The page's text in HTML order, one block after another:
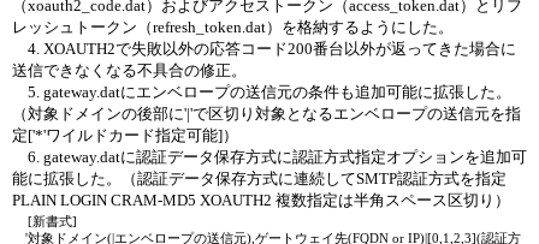
（xoauth2_code.dat）およびアクセストークン（access_token.dat）とリフ
レッシュトークン（refresh_token.dat）を格納するようにした。
4. XOAUTH2で失敗以外の応答コード200番台以外が返ってきた場合に
送信できなくなる不具合の修正。
5. gateway.datにエンベロープの送信元の条件も追加可能に拡張した。
（対象ドメインの後部に'|'で区切り対象となるエンベロープの送信元を指
定['*'ワイルドカード指定可能]）
6. gateway.datに認証データ保存方式に認証方式指定オプションを追加可
能に拡張した。（認証データ保存方式に連続してSMTP認証方式を指定
PLAIN LOGIN CRAM-MD5 XOAUTH2 複数指定は半角スペース区切り）
[新書式]
'対象ドメイン(|エンベロープの送信元),ゲートウェイ先(FQDN or IP)|[0,1,2,3](認証方